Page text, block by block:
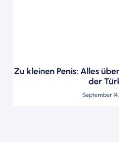
Zu kleinen Penis: Alles
der
September